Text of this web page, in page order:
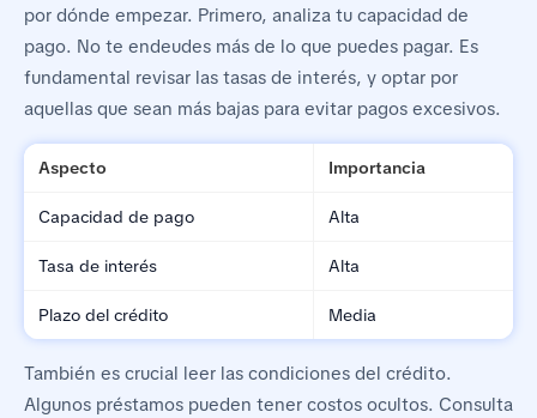
por dónde empezar. Primero, analiza tu capacidad de
pago. No te endeudes más de lo que puedes pagar. Es
fundamental revisar las tasas de interés, y optar por
aquellas que sean más bajas para evitar pagos excesivos.
Aspecto Importancia
Capacidad de pago Alta
Tasa de interés Alta
Plazo del crédito Media
También es crucial leer las condiciones del crédito.
Algunos préstamos pueden tener costos ocultos. Consulta